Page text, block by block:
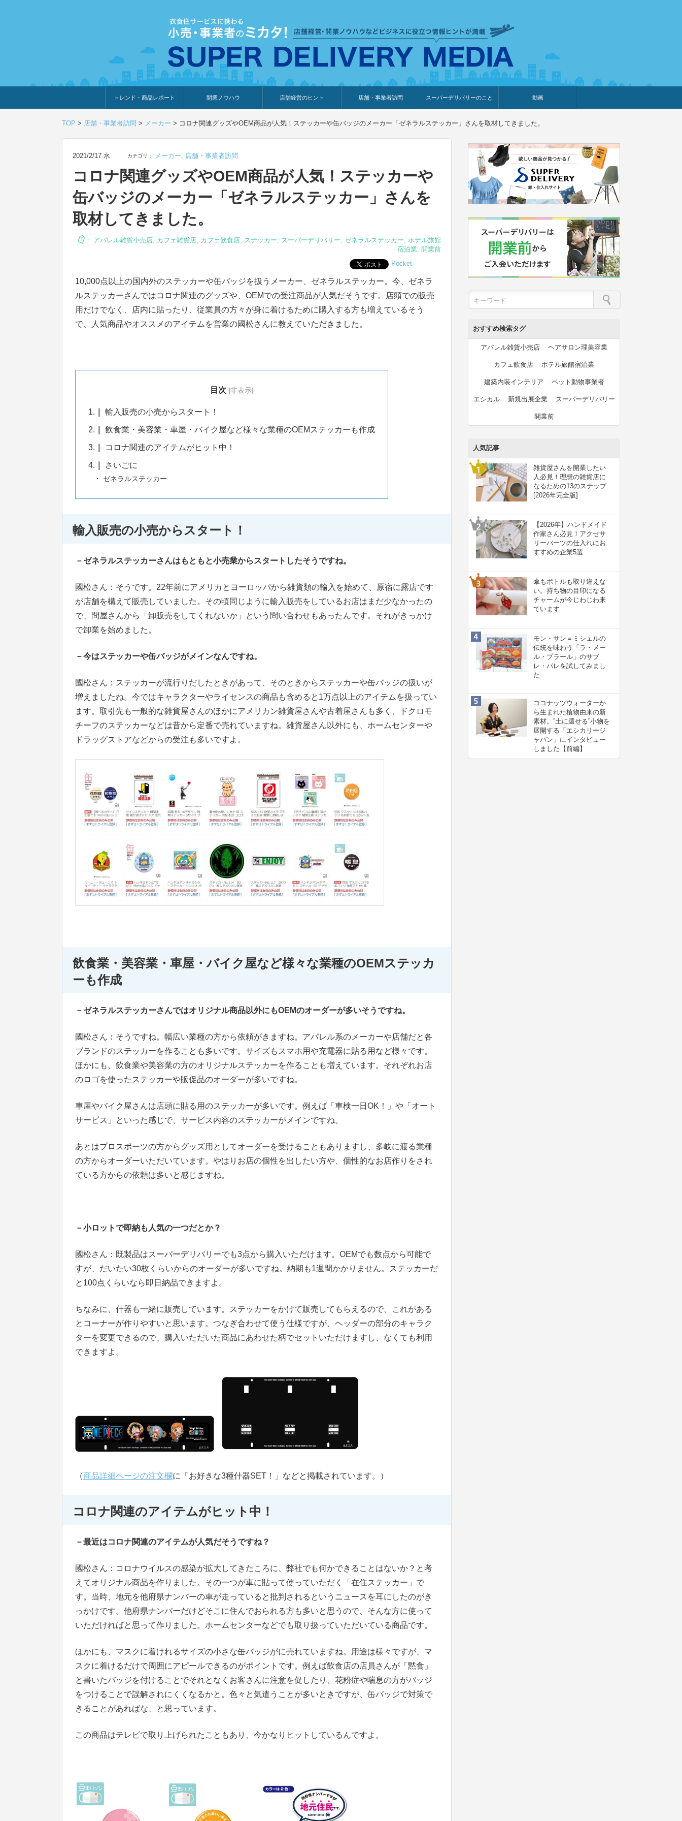
トレンド・商品レポート
トレンド・特集
人気ランキング
出展企業のおすすめ
商品体験・レビュー
暮らしの提案
開業ノウハウ
開業までの道のり
開業知識・情報
店舗経営のヒント
ウェブ集客・販売促進
仕入れ
展示会情報
接客・販売
知識情報
販促カレンダー
集客・販売促進
店舗・事業者訪問
観光・ホテル旅館宿泊業
スーパーデリバリーのこと
イベント・プレゼント企画
セミナー・調査レポート
体験型イベント・動画告知
外部メディア掲載
新規出展メーカー
動画
ライブコマース
TOP > 店舗・事業者訪問 > メーカー > コロナ関連グッズやOEM商品が人気！ステッカーや缶バッジのメーカー「ゼネラルステッカー」さんを取材してきました。
2021/2/17 水 カテゴリ： メーカー, 店舗・事業者訪問
コロナ関連グッズやOEM商品が人気！ステッカーや
缶バッジのメーカー「ゼネラルステッカー」さんを
取材してきました。
： アパレル雑貨小売店, カフェ雑貨店, カフェ飲食店, ステッカー, スーパーデリバリー, ゼネラルステッカー, ホテル旅館
宿泊業, 開業前
Pocket
10,000点以上の国内外のステッカーや缶バッジを扱うメーカー、ゼネラルステッカー。今、ゼネラ
ルステッカーさんではコロナ関連のグッズや、OEMでの受注商品が人気だそうです。店頭での販売
用だけでなく、店内に貼ったり、従業員の方々が身に着けるために購入する方も増えているそう
で、人気商品やオススメのアイテムを営業の國松さんに教えていただきました。
目次 [非表示]
1. 輸入販売の小売からスタート！
2. 飲食業・美容業・車屋・バイク屋など様々な業種のOEMステッカーも作成
3. コロナ関連のアイテムがヒット中！
4. さいごに
ゼネラルステッカー
輸入販売の小売からスタート！
－ゼネラルステッカーさんはもともと小売業からスタートしたそうですね。
國松さん：そうです。22年前にアメリカとヨーロッパから雑貨類の輸入を始めて、原宿に露店です
が店舗を構えて販売していました。その頃同じように輸入販売をしているお店はまだ少なかったの
で、問屋さんから「卸販売をしてくれないか」という問い合わせもあったんです。それがきっかけ
で卸業を始めました。
－今はステッカーや缶バッジがメインなんですね。
國松さん：ステッカーが流行りだしたときがあって、そのときからステッカーや缶バッジの扱いが
増えましたね。今ではキャラクターやライセンスの商品も含めると1万点以上のアイテムを扱ってい
ます。取引先も一般的な雑貨屋さんのほかにアメリカン雑貨屋さんや古着屋さんも多く、ドクロモ
チーフのステッカーなどは昔から定番で売れていますね。雑貨屋さん以外にも、ホームセンターや
ドラッグストアなどからの受注も多いですよ。
飲食業・美容業・車屋・バイク屋など様々な業種のOEMステッカ
ーも作成
－ゼネラルステッカーさんではオリジナル商品以外にもOEMのオーダーが多いそうですね。
國松さん：そうですね。幅広い業種の方から依頼がきますね。アパレル系のメーカーや店舗だと各
ブランドのステッカーを作ることも多いです。サイズもスマホ用や充電器に貼る用など様々です。
ほかにも、飲食業や美容業の方のオリジナルステッカーを作ることも増えています。それぞれお店
のロゴを使ったステッカーや販促品のオーダーが多いですね。
車屋やバイク屋さんは店頭に貼る用のステッカーが多いです。例えば「車検一日OK！」や「オート
サービス」といった感じで、サービス内容のステッカーがメインですね。
あとはプロスポーツの方からグッズ用としてオーダーを受けることもありますし、多岐に渡る業種
の方からオーダーいただいています。やはりお店の個性を出したい方や、個性的なお店作りをされ
ている方からの依頼は多いと感じますね。
－小ロットで即納も人気の一つだとか？
國松さん：既製品はスーパーデリバリーでも3点から購入いただけます。OEMでも数点から可能で
すが、だいたい30枚くらいからのオーダーが多いですね。納期も1週間かかりません。ステッカーだ
と100点くらいなら即日納品できますよ。
ちなみに、什器も一緒に販売しています。ステッカーをかけて販売してもらえるので、これがある
とコーナーが作りやすいと思います。つなぎ合わせて使う仕様ですが、ヘッダーの部分のキャラク
ターを変更できるので、購入いただいた商品にあわせた柄でセットいただけますし、なくても利用
できますよ。
（商品詳細ページの注文欄に「お好きな3種什器SET！」などと掲載されています。）
コロナ関連のアイテムがヒット中！
－最近はコロナ関連のアイテムが人気だそうですね？
國松さん：コロナウイルスの感染が拡大してきたころに、弊社でも何かできることはないか？と考
えてオリジナル商品を作りました。その一つが車に貼って使っていただく「在住ステッカー」で
す。当時、地元を他府県ナンバーの車が走っていると批判されるというニュースを耳にしたのがき
っかけです。他府県ナンバーだけどそこに住んでおられる方も多いと思うので、そんな方に使って
いただければと思って作りました。ホームセンターなどでも取り扱っていただいている商品です。
ほかにも、マスクに着けれるサイズの小さな缶バッジがに売れていますね。用途は様々ですが、マ
スクに着けるだけで周囲にアピールできるのがポイントです。例えば飲食店の店員さんが「黙食」
と書いたバッジを付けることでそれとなくお客さんに注意を促したり、花粉症や喘息の方がバッジ
をつけることで誤解されにくくなるかと。色々と気遣うことが多いときですが、缶バッジで対策で
きることがあればな、と思っています。
この商品はテレビで取り上げられたこともあり、今かなりヒットしているんですよ。
おすすめ検索タグ
アパレル雑貨小売店 ヘアサロン理美容業
カフェ飲食店 ホテル旅館宿泊業
建築内装インテリア ペット動物事業者
エシカル 新規出展企業 スーパーデリバリー
開業前
人気記事
雑貨屋さんを開業したい
人必見！理想の雑貨店に
なるための13のステップ
[2026年完全版]
【2026年】ハンドメイド
作家さん必見！アクセサ
リーパーツの仕入れにお
すすめの企業5選
傘もボトルも取り違えな
い。持ち物の目印になる
チャームが今じわじわ来
ています
モン・サン＝ミシェルの
伝統を味わう「ラ・メー
ル・プラール」のサブ
レ・パレを試してみまし
た
ココナッツウォーターか
ら生まれた植物由来の新
素材。”⼟に還せる”小物を
展開する「エシカリージ
ャパン」にインタビュー
しました【前編】